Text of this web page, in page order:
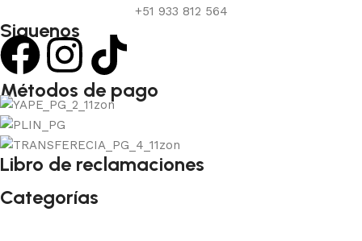
+51 933 812 564
Siguenos
Métodos de pago
Libro de reclamaciones
Categorías